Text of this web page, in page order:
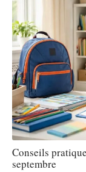
Conseils
septembre